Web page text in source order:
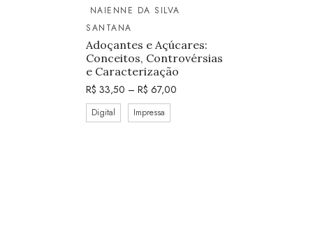
NAIENNE DA SILVA
SANTANA
Adoçantes e Açúcares:
Conceitos, Controvérsias
e Caracterização
R$ 33,50 – R$ 67,00
Digital Impressa